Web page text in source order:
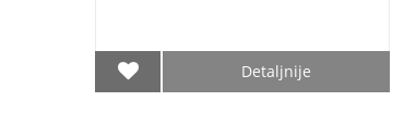
Detaljnije